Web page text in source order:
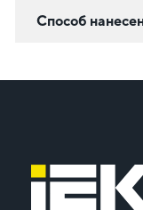
Способ